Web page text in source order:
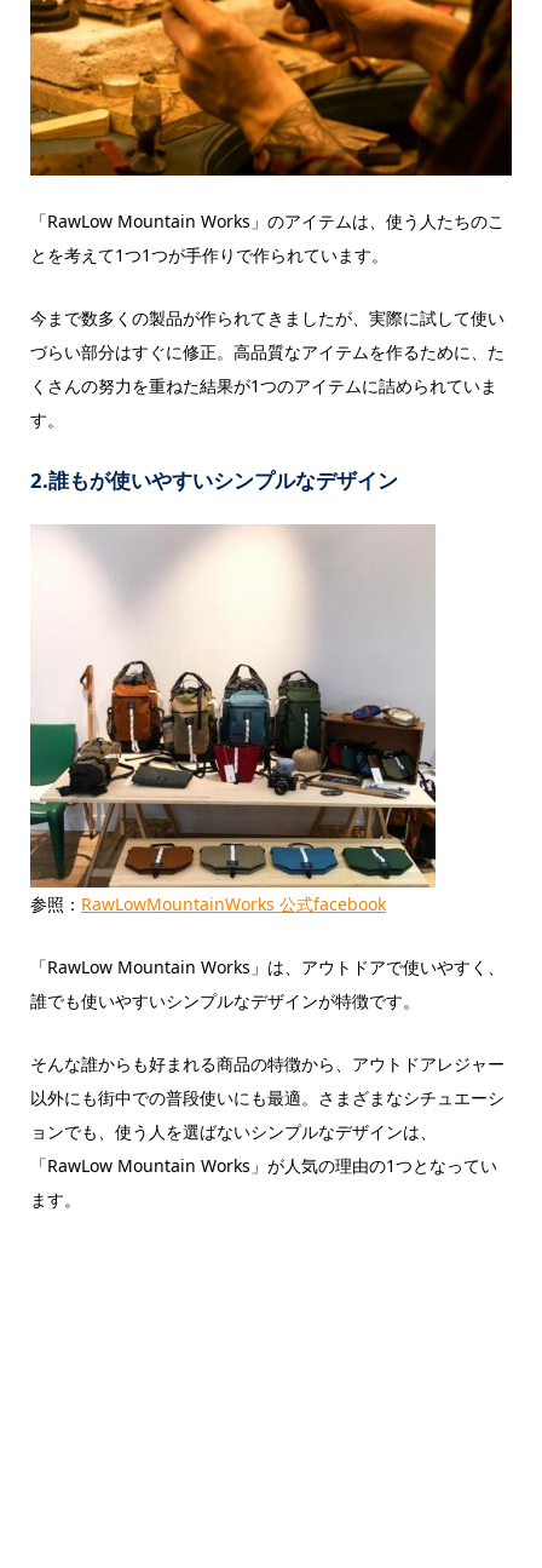
「RawLow Mountain Works」のアイテムは、使う人たちのこ
とを考えて1つ1つが手作りで作られています。
今まで数多くの製品が作られてきましたが、実際に試して使い
づらい部分はすぐに修正。高品質なアイテムを作るために、た
くさんの努力を重ねた結果が1つのアイテムに詰められていま
す。
2.誰もが使いやすいシンプルなデザイン
参照： RawLowMountainWorks 公式facebook
「RawLow Mountain Works」は、アウトドアで使いやすく、
誰でも使いやすいシンプルなデザインが特徴です。
そんな誰からも好まれる商品の特徴から、アウトドアレジャー
以外にも街中での普段使いにも最適。さまざまなシチュエーシ
ョンでも、使う人を選ばないシンプルなデザインは、
「RawLow Mountain Works」が人気の理由の1つとなってい
ます。